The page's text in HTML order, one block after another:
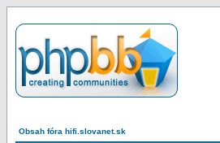
Obsah fóra hifi.slovanet.sk